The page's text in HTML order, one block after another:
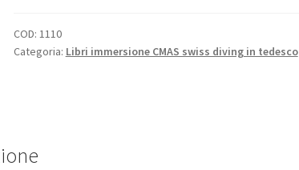
COD: 1110
Categoria: Libri immersione CMAS swiss diving in tedesco